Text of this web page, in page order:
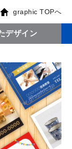
graphic TOPへ
デザイン